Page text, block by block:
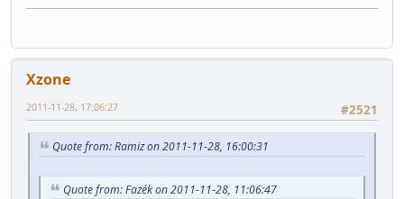
Xzone
#2521
2011-11-28, 17:06:27
Quote from: Ramiz on 2011-11-28, 16:00:31
Quote from: Fazék on 2011-11-28, 11:06:47